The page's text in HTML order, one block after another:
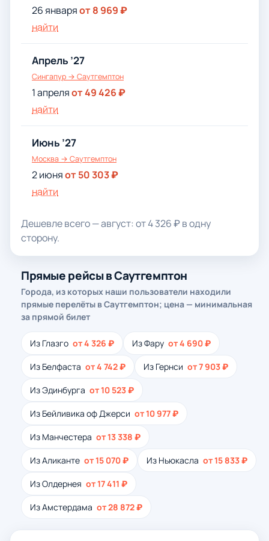
26 январяот 8 969 ₽
найти
Апрель ’27
Сингапур → Саутгемптон
1 апреляот 49 426 ₽
найти
Июнь ’27
Москва → Саутгемптон
2 июняот 50 303 ₽
найти
Дешевле всего — август: от 4 326 ₽ в одну
сторону.
Прямые рейсы в Саутгемптон
Города, из которых наши пользователи находили
прямые перелёты в Саутгемптон; цена — минимальная
за прямой билет
Из Глазго от 4 326 ₽ Из Фару от 4 690 ₽
Из Белфаста от 4 742 ₽ Из Гернси от 7 903 ₽
Из Эдинбурга от 10 523 ₽
Из Бейливика оф Джерси от 10 977 ₽
Из Манчестера от 13 338 ₽
Из Аликанте от 15 070 ₽ Из Ньюкасла от 15 833 ₽
Из Олдернея от 17 411 ₽
Из Амстердама от 28 872 ₽